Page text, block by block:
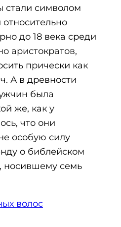
стали символом
до 18 века среди
аристократов,
прически как
А в древности
была
же, как у
что они
особую силу
о библейском
носившему семь